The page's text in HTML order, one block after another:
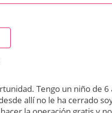
Tengo un niño de
allí no le ha cerrado